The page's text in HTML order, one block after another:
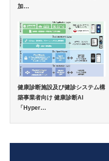
加…
健康診断施設及び健診システム構
築事業者向け 健康診断AI
「Hyper…